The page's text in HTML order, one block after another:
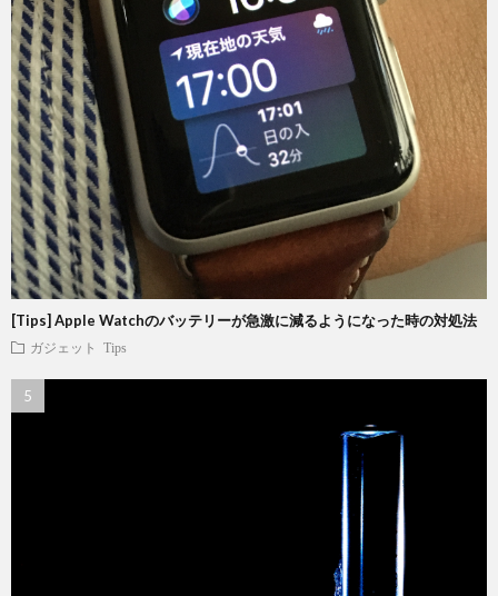
[Tips] Apple Watchのバッテリーが急激に減るようになった時の対処法
ガジェット Tips